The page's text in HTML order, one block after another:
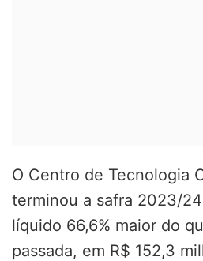
O Centro de Tecnologia
terminou a safra 2023/
líquido 66,6% maior do
passada, em R$ 152,3